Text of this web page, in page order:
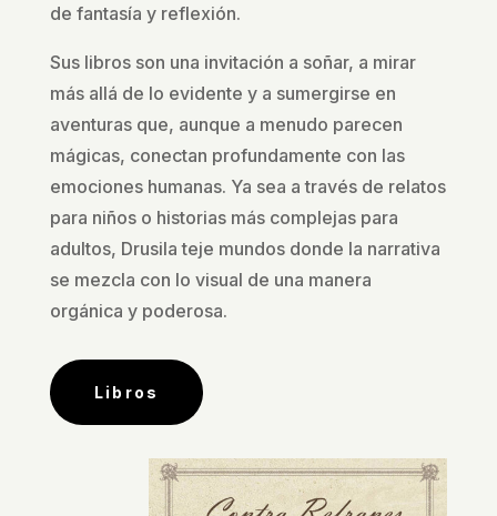
de fantasía y reflexión.
Sus libros son una invitación a soñar, a mirar
más allá de lo evidente y a sumergirse en
aventuras que, aunque a menudo parecen
mágicas, conectan profundamente con las
emociones humanas. Ya sea a través de relatos
para niños o historias más complejas para
adultos, Drusila teje mundos donde la narrativa
se mezcla con lo visual de una manera
orgánica y poderosa.
Libros